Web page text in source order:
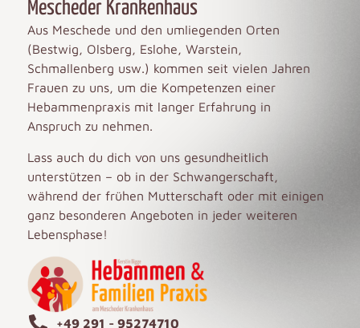
Mescheder Krankenhaus
Aus Meschede und den umliegenden Orten
(Bestwig, Olsberg, Eslohe, Warstein,
Schmallenberg usw.) kommen seit vielen Jahren
Frauen zu uns, um die Kompetenzen einer
Hebammenpraxis mit langer Erfahrung in
Anspruch zu nehmen.
Lass auch du dich von uns gesundheitlich
unterstützen – ob in der Schwangerschaft,
während der frühen Mutterschaft oder mit einigen
ganz besonderen Angeboten in jeder weiteren
Lebensphase!
+49 291 - 95274710